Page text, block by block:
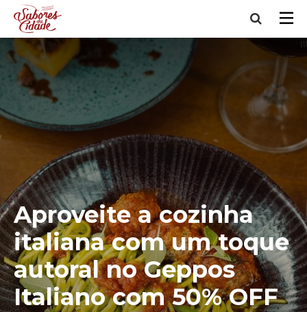
Aproveite a cozinha
italiana com um toque
autoral no Geppos
Italiano com 50% OFF